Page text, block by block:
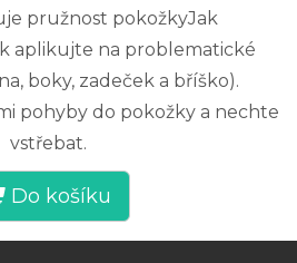
pružnost pokožkyJak
aplikujte na problematické
boky, zadeček a bříško).
pohyby do pokožky a nechte
vstřebat.
Do košíku